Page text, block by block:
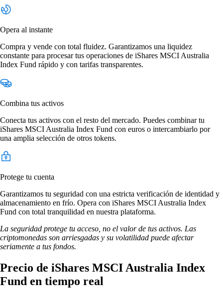
Opera al instante
Compra y vende con total fluidez. Garantizamos una liquidez
constante para procesar tus operaciones de iShares MSCI Australia
Index Fund rápido y con tarifas transparentes.
Combina tus activos
Conecta tus activos con el resto del mercado. Puedes combinar tu
iShares MSCI Australia Index Fund con euros o intercambiarlo por
una amplia selección de otros tokens.
Protege tu cuenta
Garantizamos tu seguridad con una estricta verificación de identidad y
almacenamiento en frío. Opera con iShares MSCI Australia Index
Fund con total tranquilidad en nuestra plataforma.
La seguridad protege tu acceso, no el valor de tus activos. Las
criptomonedas son arriesgadas y su volatilidad puede afectar
seriamente a tus fondos.
Precio de iShares MSCI Australia Index
Fund en tiempo real